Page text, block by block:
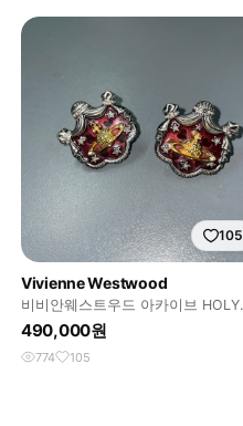
105
Vivienne Westwood
비비안웨스트우드 아카이브 HOLY
ORD 이어링
490,000원
774 105